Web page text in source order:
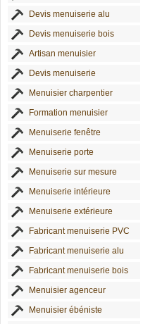
Devis menuiserie alu
Devis menuiserie bois
Artisan menuisier
Devis menuiserie
Menuisier charpentier
Formation menuisier
Menuiserie fenêtre
Menuiserie porte
Menuiserie sur mesure
Menuiserie intérieure
Menuiserie extérieure
Fabricant menuiserie PVC
Fabricant menuiserie alu
Fabricant menuiserie bois
Menuisier agenceur
Menuisier ébéniste